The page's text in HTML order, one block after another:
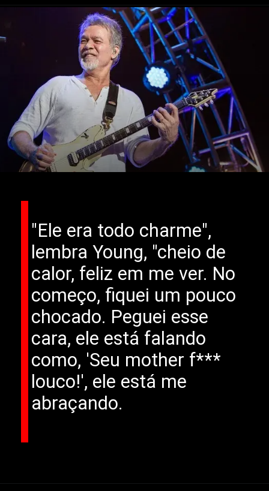
"Ele era todo charme",
lembra Young, "cheio de
calor, feliz em me ver. No
começo, fiquei um pouco
chocado. Peguei esse
cara, ele está falando
como, 'Seu mother f***
louco!', ele está me
abraçando.